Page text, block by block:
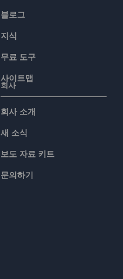
블로그
지식
무료 도구
사이트맵
회사
회사 소개
새 소식
보도 자료 키트
문의하기